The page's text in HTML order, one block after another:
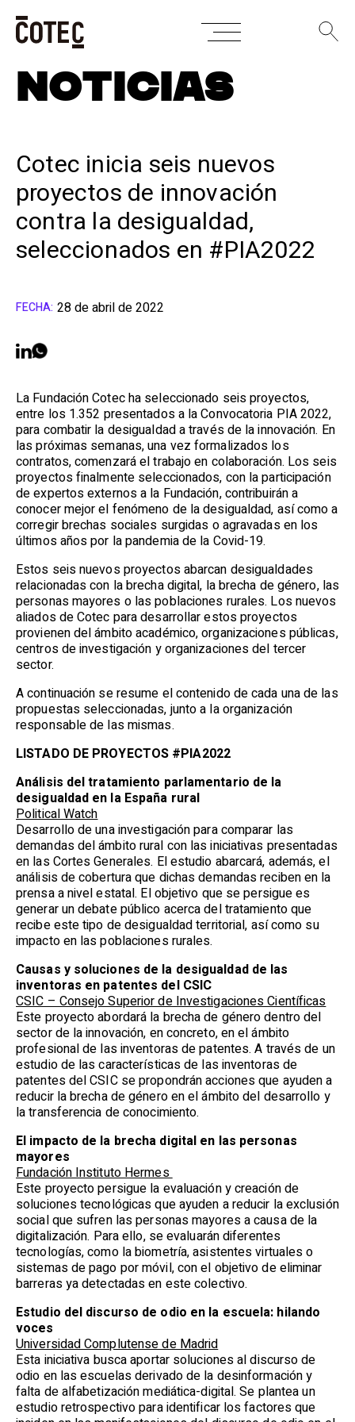
Skip
contentNOTICIAS
Cotec inicia seis nuevos
proyectos de innovación
contra la desigualdad,
seleccionados en #PIA2022
FECHA: 28 de abril de 2022
La Fundación Cotec ha seleccionado seis proyectos,
entre los 1.352 presentados a la Convocatoria PIA 2022,
para combatir la desigualdad a través de la innovación. En
las próximas semanas, una vez formalizados los
contratos, comenzará el trabajo en colaboración. Los seis
proyectos finalmente seleccionados, con la participación
de expertos externos a la Fundación, contribuirán a
conocer mejor el fenómeno de la desigualdad, así como a
corregir brechas sociales surgidas o agravadas en los
últimos años por la pandemia de la Covid-19.
Estos seis nuevos proyectos abarcan desigualdades
relacionadas con la brecha digital, la brecha de género, las
personas mayores o las poblaciones rurales. Los nuevos
aliados de Cotec para desarrollar estos proyectos
provienen del ámbito académico, organizaciones públicas,
centros de investigación y organizaciones del tercer
sector.
A continuación se resume el contenido de cada una de las
propuestas seleccionadas, junto a la organización
responsable de las mismas.
LISTADO DE PROYECTOS #PIA2022
Análisis del tratamiento parlamentario de la
desigualdad en la España rural
Political Watch
Desarrollo de una investigación para comparar las
demandas del ámbito rural con las iniciativas presentadas
en las Cortes Generales. El estudio abarcará, además, el
análisis de cobertura que dichas demandas reciben en la
prensa a nivel estatal. El objetivo que se persigue es
generar un debate público acerca del tratamiento que
recibe este tipo de desigualdad territorial, así como su
impacto en las poblaciones rurales.
Causas y soluciones de la desigualdad de las
inventoras en patentes del CSIC
CSIC – Consejo Superior de Investigaciones Científicas
Este proyecto abordará la brecha de género dentro del
sector de la innovación, en concreto, en el ámbito
profesional de las inventoras de patentes. A través de un
estudio de las características de las inventoras de
patentes del CSIC se propondrán acciones que ayuden a
reducir la brecha de género en el ámbito del desarrollo y
la transferencia de conocimiento.
El impacto de la brecha digital en las personas
mayores
Fundación Instituto Hermes
Este proyecto persigue la evaluación y creación de
soluciones tecnológicas que ayuden a reducir la exclusión
social que sufren las personas mayores a causa de la
digitalización. Para ello, se evaluarán diferentes
tecnologías, como la biometría, asistentes virtuales o
sistemas de pago por móvil, con el objetivo de eliminar
barreras ya detectadas en este colectivo.
Estudio del discurso de odio en la escuela: hilando
voces
Universidad Complutense de Madrid
Esta iniciativa busca aportar soluciones al discurso de
odio en las escuelas derivado de la desinformación y
falta de alfabetización mediática-digital. Se plantea un
estudio retrospectivo para identificar los factores que